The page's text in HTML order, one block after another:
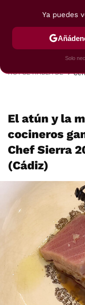
POSTRES VIAJES
HOY SE HABLA DE
El atún y la
cocineros
Chef Sierra
(Cádiz)
Ya puedes
Solo